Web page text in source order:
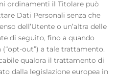
ordinamenti il Titolare può
Dati Personali senza che
dell’Utente o un’altra delle
di seguito, fino a quando
(“opt-out”) a tale trattamento.
qualora il trattamento di
dalla legislazione europea in